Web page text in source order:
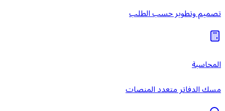
تصميم وتطوير حسب الطلب
المحاسبة
مسك الدفاتر متعدد المنصات